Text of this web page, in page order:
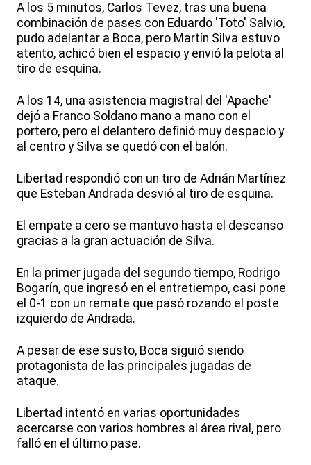
A los 5 minutos, Carlos Tevez, tras una buena
combinación de pases con Eduardo 'Toto' Salvio,
pudo adelantar a Boca, pero Martín Silva estuvo
atento, achicó bien el espacio y envió la pelota al
tiro de esquina.
A los 14, una asistencia magistral del 'Apache'
dejó a Franco Soldano mano a mano con el
portero, pero el delantero definió muy despacio y
al centro y Silva se quedó con el balón.
Libertad respondió con un tiro de Adrián Martínez
que Esteban Andrada desvió al tiro de esquina.
El empate a cero se mantuvo hasta el descanso
gracias a la gran actuación de Silva.
En la primer jugada del segundo tiempo, Rodrigo
Bogarín, que ingresó en el entretiempo, casi pone
el 0-1 con un remate que pasó rozando el poste
izquierdo de Andrada.
A pesar de ese susto, Boca siguió siendo
protagonista de las principales jugadas de
ataque.
Libertad intentó en varias oportunidades
acercarse con varios hombres al área rival, pero
falló en el último pase.